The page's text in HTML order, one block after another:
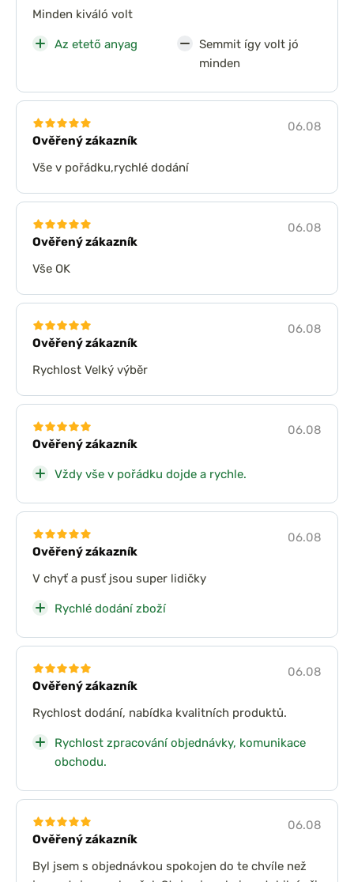
Minden kiváló volt
Az etető anyag
Semmit így volt jó
minden
Ověřený zákazník
06.08
Vše v pořádku,rychlé dodání
Ověřený zákazník
06.08
Vše OK
Ověřený zákazník
06.08
Rychlost Velký výběr
Ověřený zákazník
06.08
Vždy vše v pořádku dojde a rychle.
Ověřený zákazník
06.08
V chyť a pusť jsou super lidičky
Rychlé dodání zboží
Ověřený zákazník
06.08
Rychlost dodání, nabídka kvalitních produktů.
Rychlost zpracování objednávky, komunikace
obchodu.
Ověřený zákazník
06.08
Byl jsem s objednávkou spokojen do te chvíle než